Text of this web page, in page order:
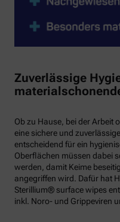
Zuverlässige
Ob zu Hause, bei der Arbeit
eine sichere und
entscheidend für ein
Oberflächen müssen dabei
werden, damit Keime
angegriffen wird. Dafür hat
Sterillium® surface wipes
inkl. Noro- und Grippeviren